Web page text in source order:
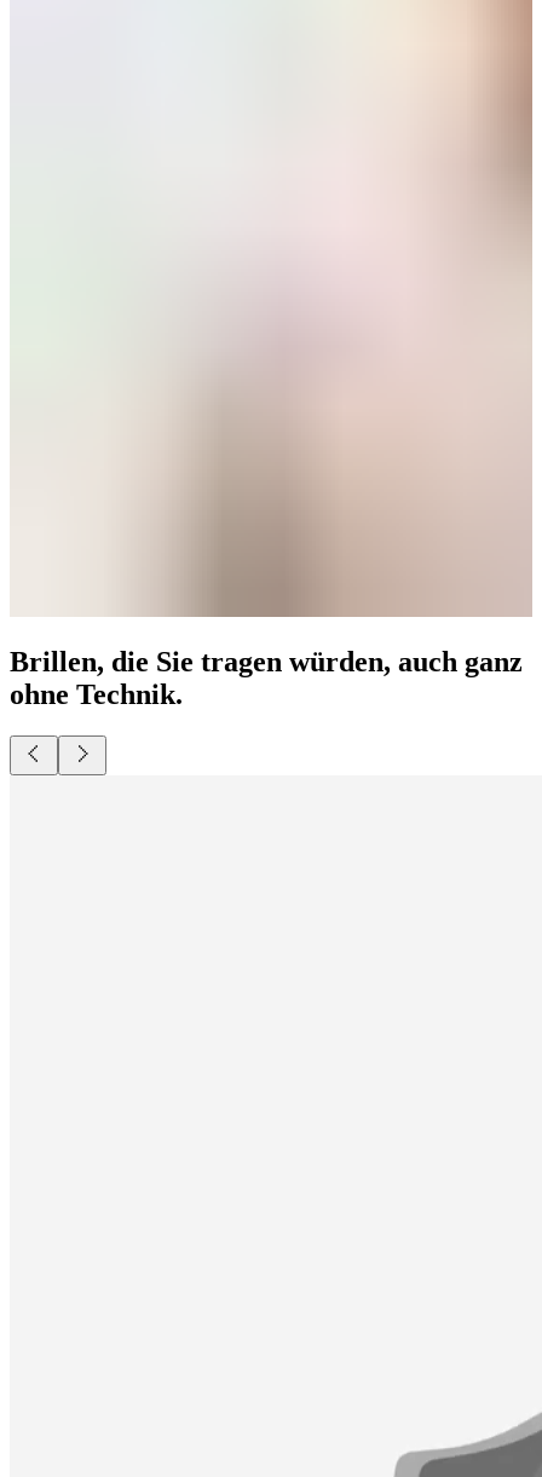
Brillen, die Sie tragen würden, auch ganz
ohne Technik.